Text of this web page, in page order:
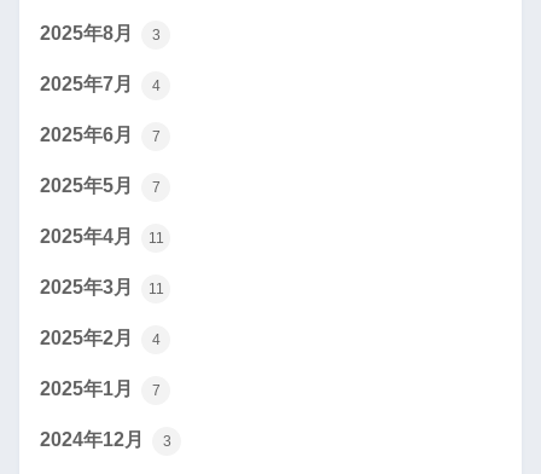
2025年8月 3
2025年7月 4
2025年6月 7
2025年5月 7
2025年4月 11
2025年3月 11
2025年2月 4
2025年1月 7
2024年12月 3